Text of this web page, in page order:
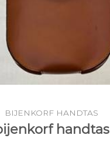
BIJENKORF HANDTAS
handtas